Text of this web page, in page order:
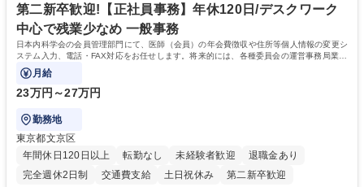
を込めてコミュニケーションをとりながら広報関連業務を行っておりま
す。 学歴・資格 学歴：大学院 大学 高専 短大 専修学校 高校 語学力： 資
格：
第二新卒歓迎!【正社員事務】年休120日/デスクワーク
中心で残業少なめ 一般事務
日本内科学会の会員管理部門にて、医師（会員）の年会費徴収や住所等個人情報の変更シ
ステム入力、電話・FAX対応をお任せします。将来的には、各種委員会の運営事務局業務
などにも幅広く携わっていただきます。
月給
23万円～27万円
勤務地
東京都文京区
年間休日120日以上
転勤なし 未経験者歓迎
退職金あり
完全週休2日制
交通費支給 土日祝休み 第二新卒歓迎